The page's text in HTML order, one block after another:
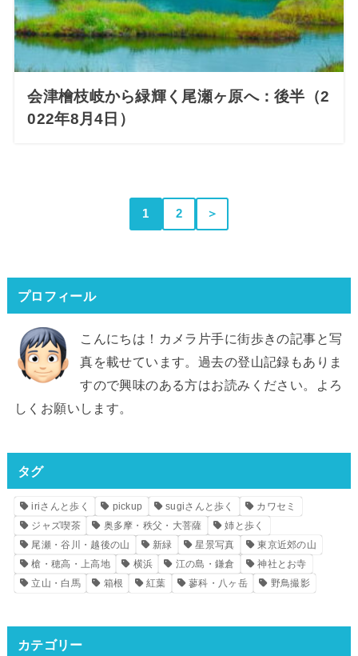
会津檜枝岐から緑輝く尾瀬ヶ原へ：後半（2
022年8月4日）
1 2 ＞
プロフィール
こんにちは！カメラ片手に街歩きの記事と写
真を載せています。過去の登山記録もありま
すので興味のある方はお読みください。よろ
しくお願いします。
タグ
iriさんと歩く pickup sugiさんと歩く
カワセミ
ジャズ喫茶
奥多摩・秩父・大菩薩
姉と歩く
尾瀬・谷川・越後の山
新緑 星景写真
東京近郊の山
槍・穂高・上高地
横浜 江の島・鎌倉
神社とお寺
立山・白馬
箱根 紅葉 蓼科・八ヶ岳 野鳥撮影
カテゴリー